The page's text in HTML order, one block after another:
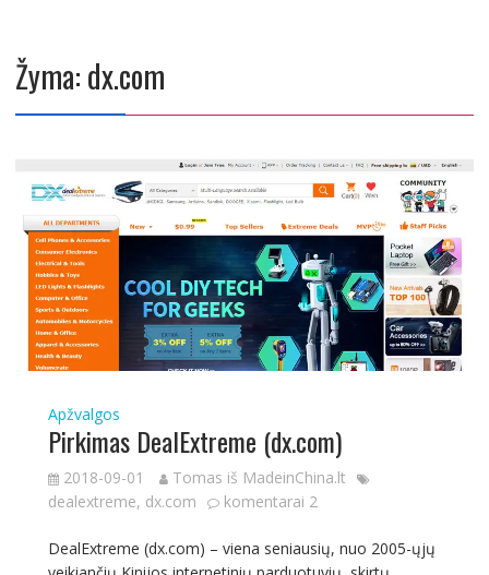
Žyma:dx.com
Apžvalgos
Pirkimas DealExtreme (dx.com)
2018-09-01
Tomas iš MadeinChina.lt
dealextreme, dx.com komentarai 2
DealExtreme (dx.com) – viena seniausių, nuo 2005-ųjų